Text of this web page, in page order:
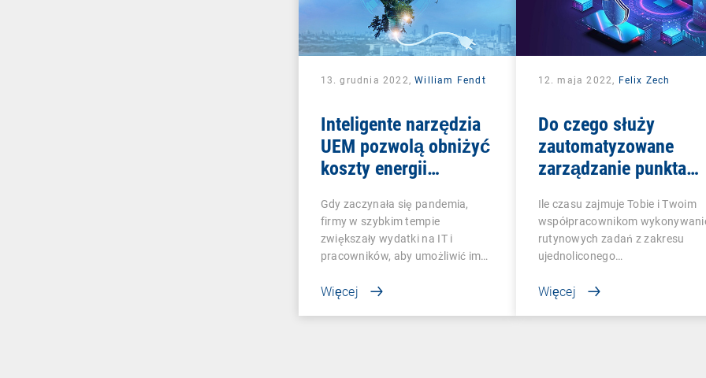
13. grudnia 2022,William Fendt
Inteligente narzędzia
UEM pozwolą obniżyć
koszty energii
przedsiębiorstwach
Gdy zaczynała się pandemia,
firmy w szybkim tempie
zwiększały wydatki na IT i
pracowników, aby umożliwić im…
Więcej
12. maja 2022, Felix Zech
Do czego służy
zautomatyzowane
zarządzanie punktami
Ile czasu zajmuje Tobie i Twoim
współpracownikom
rutynowych zadań z zakresu
ujednoliconego…
Więcej